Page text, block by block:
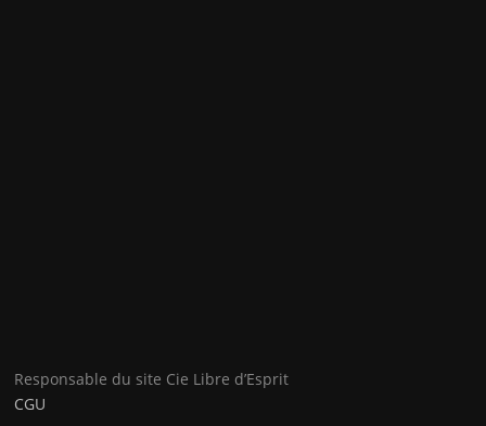
Responsable du site Cie Libre d’Esprit
CGU